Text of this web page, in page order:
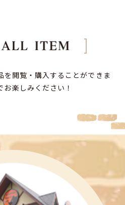
を閲覧・購入することができま
お楽しみください！